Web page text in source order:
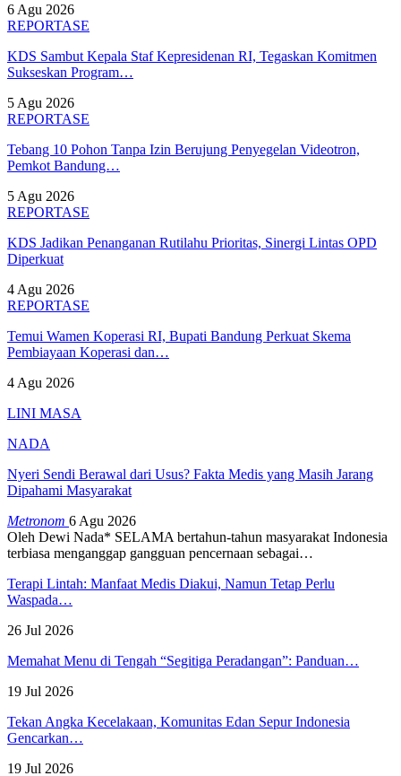
6 Agu 2026
REPORTASE
KDS Sambut Kepala Staf Kepresidenan RI, Tegaskan Komitmen
Sukseskan Program…
5 Agu 2026
REPORTASE
Tebang 10 Pohon Tanpa Izin Berujung Penyegelan Videotron,
Pemkot Bandung…
5 Agu 2026
REPORTASE
KDS Jadikan Penanganan Rutilahu Prioritas, Sinergi Lintas OPD
Diperkuat
4 Agu 2026
REPORTASE
Temui Wamen Koperasi RI, Bupati Bandung Perkuat Skema
Pembiayaan Koperasi dan…
4 Agu 2026
LINI MASA
NADA
Nyeri Sendi Berawal dari Usus? Fakta Medis yang Masih Jarang
Dipahami Masyarakat
Metronom 6 Agu 2026
Oleh Dewi Nada* SELAMA bertahun-tahun masyarakat Indonesia
terbiasa menganggap gangguan pencernaan sebagai…
Terapi Lintah: Manfaat Medis Diakui, Namun Tetap Perlu
Waspada…
26 Jul 2026
Memahat Menu di Tengah “Segitiga Peradangan”: Panduan…
19 Jul 2026
Tekan Angka Kecelakaan, Komunitas Edan Sepur Indonesia
Gencarkan…
19 Jul 2026